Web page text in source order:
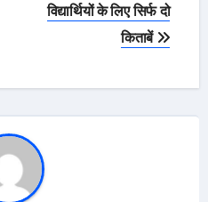
विद्यार्थियों के लिए सिर्फ दो
किताबें